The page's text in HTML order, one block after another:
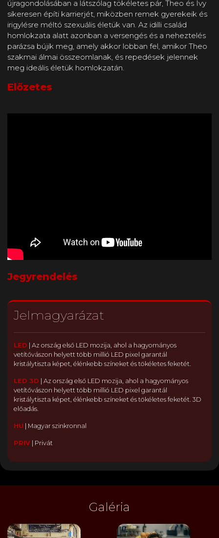
újragondolásában a látszólag tökéletes pár, Theo és Ivy
sikeresen építi karrierjét, miközben remek gyerekeik és
irigylésre méltó szexuális életük van. Az idilli család
homlokzata alatt azonban a versengés és a neheztelés
parázsa bújik meg, amely akkor lobban fel, amikor Theo
szakmai álmai összeomlanak, és repedések jelennek
meg ideális életük homlokzatán.
Előzetes
Jegyrendelés
Jelmagyarázat
LED
Az ország első LED mozija, ahol a hagyományos
vetítővászon helyett több millió LED pixel garantál
kristálytiszta képet, élénkebb színeket és tökéletes feketét.
LED 3D
Az ország első LED mozija, ahol a hagyományos
vetítővászon helyett több millió LED pixel garantál
kristálytiszta képet, élénkebb színeket és tökéletes feketét. 3D
előadás.
HU Magyar szinkronnal
PRIV| Privát
Galéria